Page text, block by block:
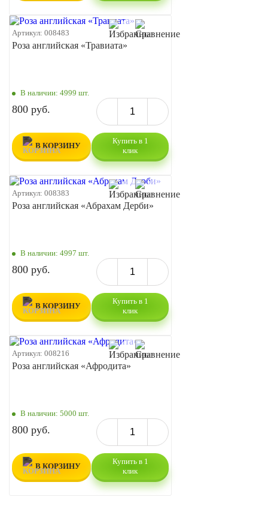
Артикул: 008483
Роза английская «Травиата»
В наличии: 4999 шт.
800 руб.
В КОРЗИНУ
Купить в 1
клик
Артикул: 008383
Роза английская «Абрахам Дерби»
В наличии: 4997 шт.
800 руб.
В КОРЗИНУ
Купить в 1
клик
Артикул: 008216
Роза английская «Афродита»
В наличии: 5000 шт.
800 руб.
В КОРЗИНУ
Купить в 1
клик